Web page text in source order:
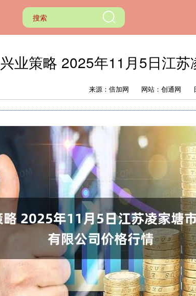
兴业策略 2025年11月5日江
来源：倍加网 网站：创通网